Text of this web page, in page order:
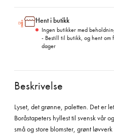
Hent i butikk
Ingen butikker med
- Bestill til butikk, og hent om
dager
Beskrivelse
Lyset, det grønne, paletten. Det er
Boråstapeters hyllest til svensk vår
små og store blomster, grønt